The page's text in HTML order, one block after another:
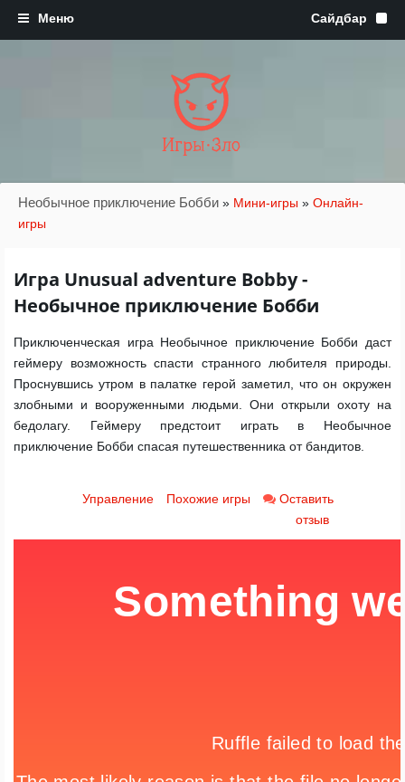
Игры·Зло
Необычное приключение Бобби » Мини-игры » Онлайн-
игры
Игра Unusual adventure Bobby -
Необычное приключение Бобби
Приключенческая игра Необычное приключение Бобби даст
геймеру возможность спасти странного любителя природы.
Проснувшись утром в палатке герой заметил, что он окружен
злобными и вооруженными людьми. Они открыли охоту на
бедолагу. Геймеру предстоит играть в Необычное
приключение Бобби спасая путешественника от бандитов.
Управление Похожие игры
Оставить
отзыв